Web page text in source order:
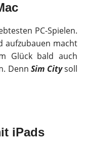
PC-Spielen.
aufzubauen macht
Glück bald auch
DennSim Citysoll
iPads